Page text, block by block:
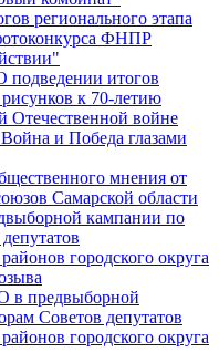
регионального этапа
ФНПР
подведении итогов
рисунков к 70-летию
Отечественной войне
и Победа глазами
мнения от
Самарской области
кампании по
городского округа
в предвыборной
Советов депутатов
городского округа